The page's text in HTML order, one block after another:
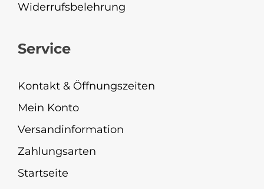
Widerrufsbelehrung
Service
Kontakt & Öffnungszeiten
Mein Konto
Versandinformation
Zahlungsarten
Startseite